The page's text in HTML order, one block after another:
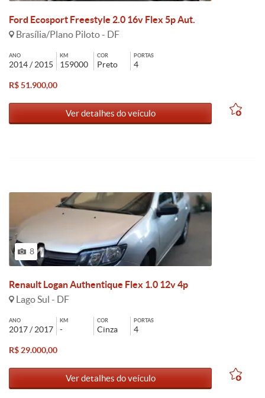
Ford Ecosport Freestyle 2.0 16v Flex 5p Aut.
Brasília/Plano Piloto - DF
ANO
2014 / 2015
KM
159000
COR
Preto
PORTAS
4
R$ 51.900,00
Ver detalhes do veículo
8
Renault Logan Authentique Flex 1.0 12v 4p
Lago Sul - DF
ANO
2017 / 2017
KM
-
COR
Cinza
PORTAS
4
R$ 29.000,00
Ver detalhes do veículo